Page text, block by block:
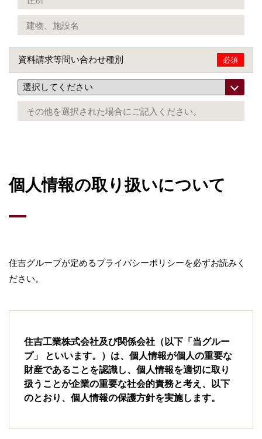
資料請求等問い合わせ種別 必須
個人情報の取り扱いについて
住吉グループが定めるプライバシーポリシーを必ずお読みく
ださい。
住吉工業株式会社及び関係会社（以下「当グルー
プ」 といいます。）は、個人情報が個人の重要な
財産であることを認識し、個人情報を適切に取り
扱うことが企業の重要な社会的責務と考え、以下
のとおり、個人情報の保護方針を実施します。